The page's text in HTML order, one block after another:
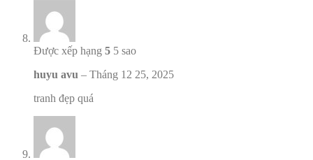
Được xếp hạng 5 5 sao
huyu avu – Tháng 12 25, 2025
tranh đẹp quá